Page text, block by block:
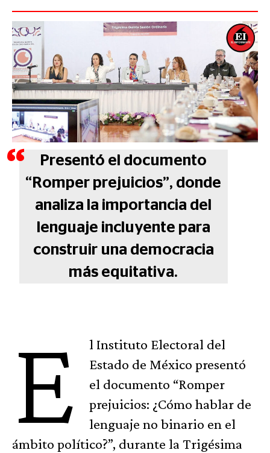
Presentó el documento
“Romper prejuicios”, donde
analiza la importancia del
lenguaje incluyente para
construir una democracia
más equitativa.
E
l Instituto Electoral del
Estado de México presentó
el documento “Romper
prejuicios: ¿Cómo hablar de
lenguaje no binario en el
ámbito político?”, durante la Trigésima